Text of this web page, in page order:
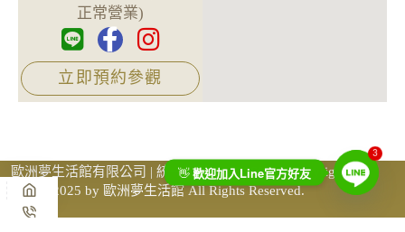
正常營業)
立即預約參觀
歐洲夢生活館有限公司 | 統一編號 69759605 ©Copyright
2025 by 歐洲夢生活館 All Rights Reserved.
3
👋 歡迎加入 Line官方好友